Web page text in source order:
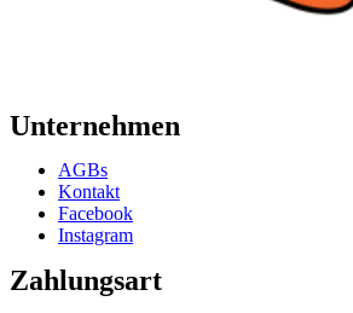
Unternehmen
AGBs
Kontakt
Facebook
Instagram
Zahlungsart